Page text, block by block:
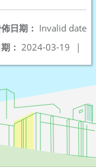
日期： Invalid date
： 2024-03-19 |